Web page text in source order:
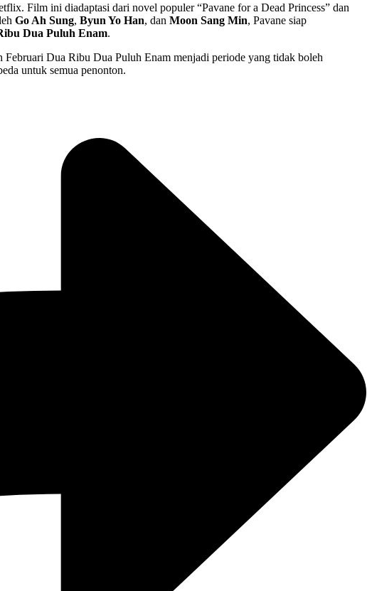
Film ini diadaptasi dari novel populer “Pavane for a Dead Princess” dan
Go Ah Sung, Byun Yo Han, dan Moon Sang Min, Pavane siap
Dua Puluh Enam.
Februari Dua Ribu Dua Puluh Enam menjadi periode yang tidak boleh
untuk semua penonton.